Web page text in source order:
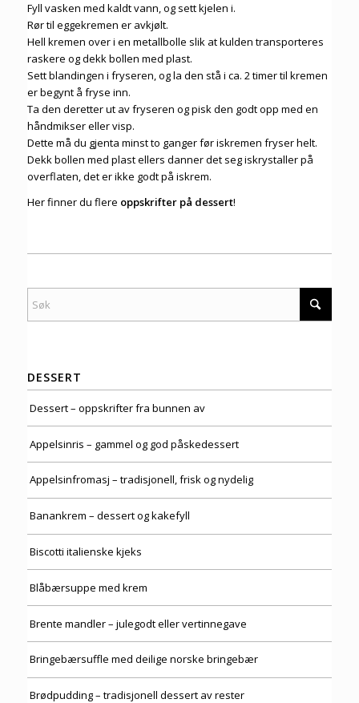
Fyll vasken med kaldt vann, og sett kjelen i.
Rør til eggekremen er avkjølt.
Hell kremen over i en metallbolle slik at kulden transporteres
raskere og dekk bollen med plast.
Sett blandingen i fryseren, og la den stå i ca. 2 timer til kremen
er begynt å fryse inn.
Ta den deretter ut av fryseren og pisk den godt opp med en
håndmikser eller visp.
Dette må du gjenta minst to ganger før iskremen fryser helt.
Dekk bollen med plast ellers danner det seg iskrystaller på
overflaten, det er ikke godt på iskrem.
Her finner du flere oppskrifter på dessert!
DESSERT
Dessert – oppskrifter fra bunnen av
Appelsinris – gammel og god påskedessert
Appelsinfromasj – tradisjonell, frisk og nydelig
Banankrem – dessert og kakefyll
Biscotti italienske kjeks
Blåbærsuppe med krem
Brente mandler – julegodt eller vertinnegave
Bringebærsuffle med deilige norske bringebær
Brødpudding – tradisjonell dessert av rester